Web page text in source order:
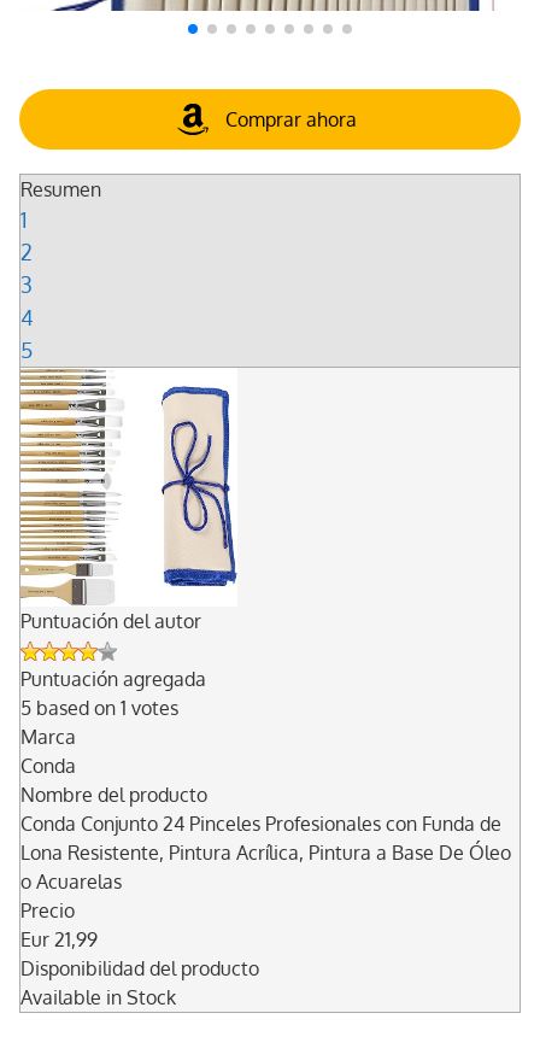
Comprar ahora
Resumen
1
2
3
4
5
Puntuación del autor
Puntuación agregada
5 based on 1 votes
Marca
Conda
Nombre del producto
Conda Conjunto 24 Pinceles Profesionales con Funda de
Lona Resistente, Pintura Acrílica, Pintura a Base De Óleo
o Acuarelas
Precio
Eur 21,99
Disponibilidad del producto
Available in Stock